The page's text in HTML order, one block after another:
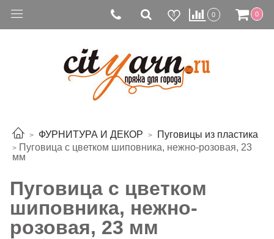
0 0 0
ФУРНИТУРА И ДЕКОР
Пуговицы из пластика
Пуговица с цветком шиповника, нежно-розовая, 23
мм
Пуговица с цветком
шиповника, нежно-
розовая, 23 мм